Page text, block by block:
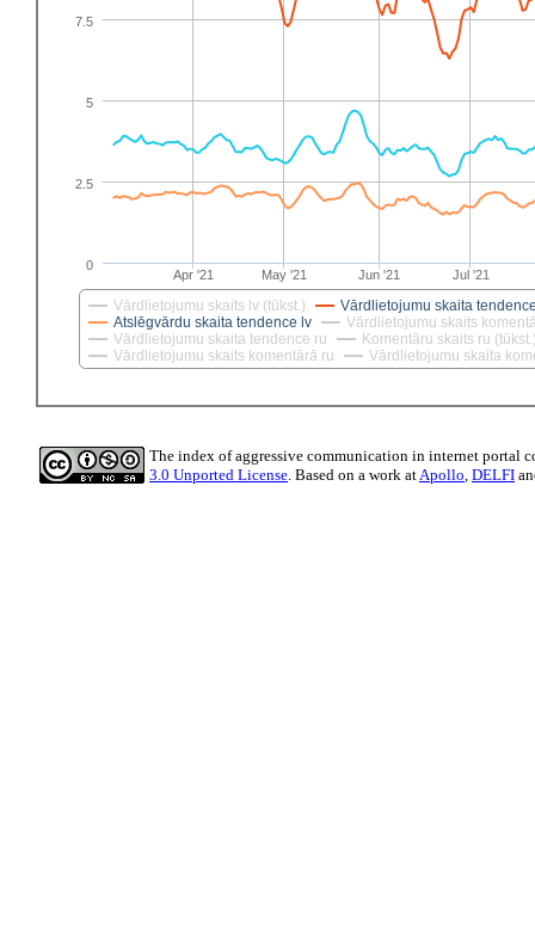
Vārdlietojumu skaits lv (tūkst.)
Vārdlietojumu skaita
Atslēgvārdu skaita tendence lv
Vārdlietojumu skaits
Vārdlietojumu skaita tendence ru
Komentāru skaits ru
Vārdlietojumu skaits komentārā ru
Vārdlietojumu skaita
Apr '21 May '21 Jun '21 Jul '21
0
2.5
5
7.5
The index of aggressive communication in internet portal
3.0 Unported License. Based on a work atApollo, DELFI